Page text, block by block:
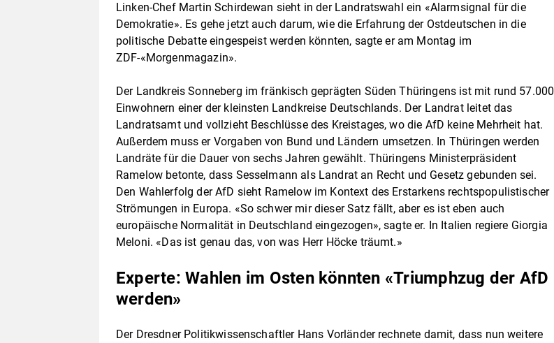
Linken-Chef Martin Schirdewan sieht in der Landratswahl ein «Alarmsignal für die
Demokratie». Es gehe jetzt auch darum, wie die Erfahrung der Ostdeutschen in die
politische Debatte eingespeist werden könnten, sagte er am Montag im
ZDF-«Morgenmagazin».
Der Landkreis Sonneberg im fränkisch geprägten Süden Thüringens ist mit rund 57.000
Einwohnern einer der kleinsten Landkreise Deutschlands. Der Landrat leitet das
Landratsamt und vollzieht Beschlüsse des Kreistages, wo die AfD keine Mehrheit hat.
Außerdem muss er Vorgaben von Bund und Ländern umsetzen. In Thüringen werden
Landräte für die Dauer von sechs Jahren gewählt. Thüringens Ministerpräsident
Ramelow betonte, dass Sesselmann als Landrat an Recht und Gesetz gebunden sei.
Den Wahlerfolg der AfD sieht Ramelow im Kontext des Erstarkens rechtspopulistischer
Strömungen in Europa. «So schwer mir dieser Satz fällt, aber es ist eben auch
europäische Normalität in Deutschland eingezogen», sagte er. In Italien regiere Giorgia
Meloni. «Das ist genau das, von was Herr Höcke träumt.»
Experte: Wahlen im Osten könnten «Triumphzug der AfD
werden»
Der Dresdner Politikwissenschaftler Hans Vorländer rechnete damit, dass nun weitere